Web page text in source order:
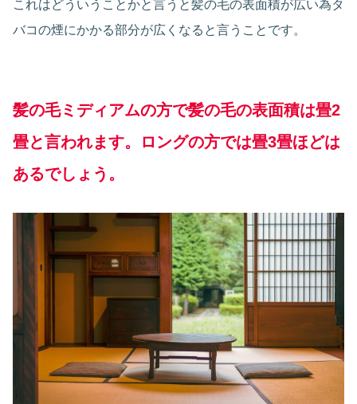
これはどういうことかと言うと髪の毛の表面積が広い為タ
バコの煙にかかる部分が広くなると言うことです。
髪の毛ミディアムの方で髪の毛の表面積は畳2
畳と言われます。ロングの方では畳3畳ほどは
あるでしょう。